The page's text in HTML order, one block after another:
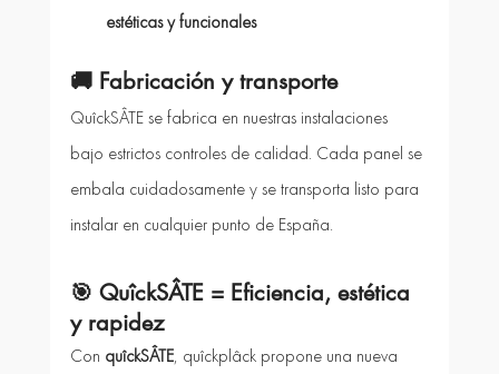
estéticas y funcionales
🚚 Fabricación y transporte
QuîckSÂTE se fabrica en nuestras instalaciones
bajo estrictos controles de calidad. Cada panel se
embala cuidadosamente y se transporta listo para
instalar en cualquier punto de España.
🎯 QuîckSÂTE = Eficiencia, estética
y rapidez
Con quîckSÂTE, quîckplâck propone una nueva